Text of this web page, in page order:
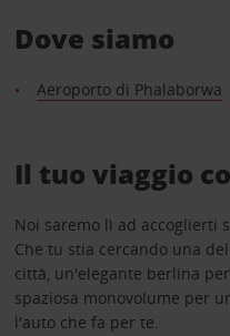
Dove siamo
Aeroporto di Phalaborwa
Il tuo viaggio
Noi saremo lì ad accoglierti
Che tu stia cercando una
città, un'elegante berlina
spaziosa monovolume per
l'auto che fa per te.